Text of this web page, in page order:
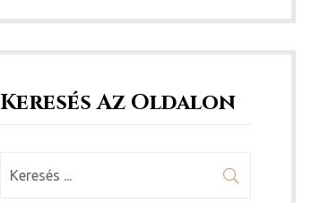
Keresés Az Oldalon